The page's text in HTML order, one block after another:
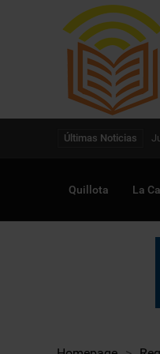
Últimas Noticias
Quillota La